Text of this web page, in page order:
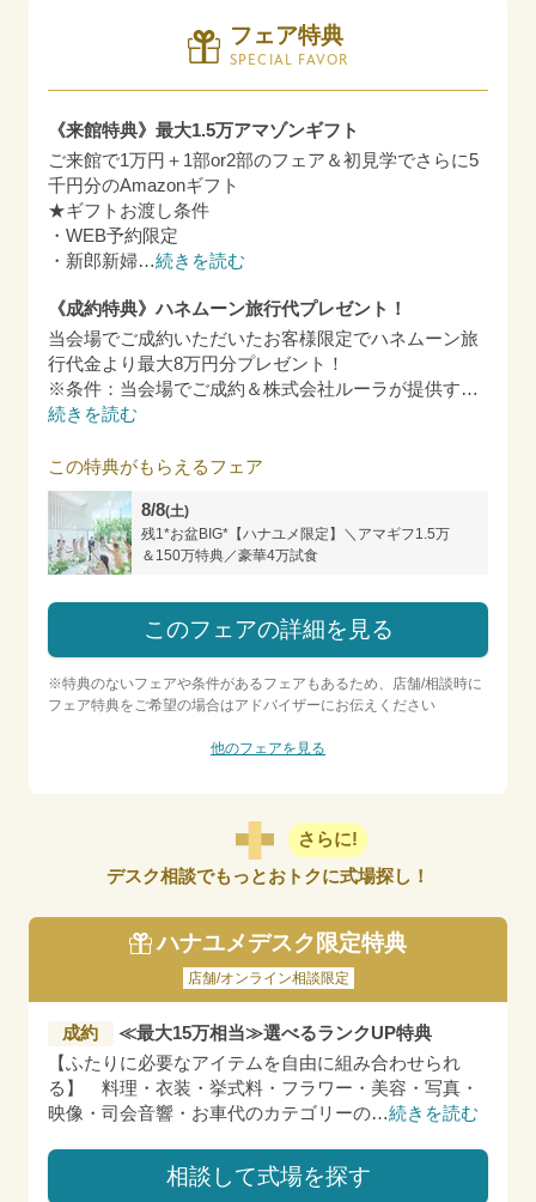
フェア特典
SPECIAL FAVOR
《来館特典》最大1.5万アマゾンギフト
ご来館で1万円＋1部or2部のフェア＆初見学でさらに5
千円分のAmazonギフト
★ギフトお渡し条件
・WEB予約限定
・新郎新婦…続きを読む
《成約特典》ハネムーン旅行代プレゼント！
当会場でご成約いただいたお客様限定でハネムーン旅
行代金より最大8万円分プレゼント！
※条件：当会場でご成約＆株式会社ルーラが提供す…
続きを読む
この特典がもらえるフェア
8/8(土)
残1*お盆BIG*【ハナユメ限定】＼アマギフ1.5万
＆150万特典／豪華4万試食
このフェアの詳細を見る
※特典のないフェアや条件があるフェアもあるため、店舗/相談時に
フェア特典をご希望の場合はアドバイザーにお伝えください
他のフェアを見る
さらに!
デスク相談でもっとおトクに式場探し！
ハナユメデスク限定特典
店舗/オンライン相談限定
成約
≪最大15万相当≫選べるランクUP特典
【ふたりに必要なアイテムを自由に組み合わせられ
る】 料理・衣装・挙式料・フラワー・美容・写真・
映像・司会音響・お車代のカテゴリーの…続きを読む
相談して式場を探す